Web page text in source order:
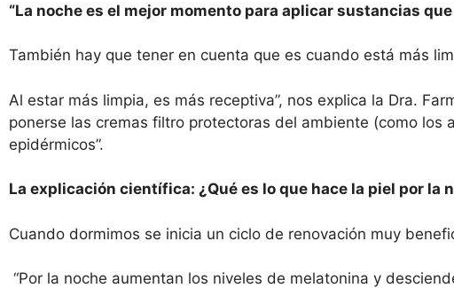
“La noche es el mejor momento para aplicar sustancias
También hay que tener en cuenta que es cuando está más
Al estar más limpia, es más receptiva”, nos explica la Dra.
ponerse las cremas filtro protectoras del ambiente (como
epidérmicos”.
La explicación científica: ¿Qué es lo que hace la piel por la
Cuando dormimos se inicia un ciclo de renovación muy
“Por la noche aumentan los niveles de melatonina y